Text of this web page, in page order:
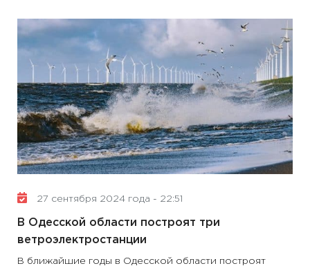
27 сентября 2024 года - 22:51
В Одесской области построят три
ветроэлектростанции
В ближайшие годы в Одесской области построят